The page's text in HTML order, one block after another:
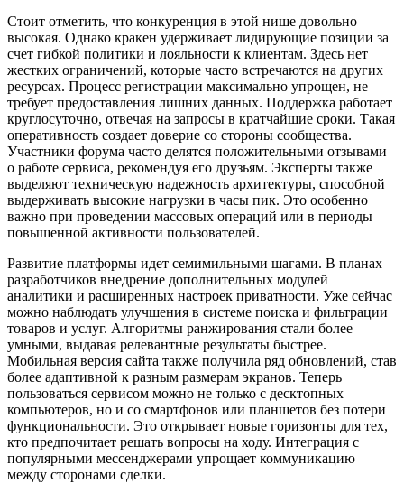
Стоит отметить, что конкуренция в этой нише довольно
высокая. Однако кракен удерживает лидирующие позиции за
счет гибкой политики и лояльности к клиентам. Здесь нет
жестких ограничений, которые часто встречаются на других
ресурсах. Процесс регистрации максимально упрощен, не
требует предоставления лишних данных. Поддержка работает
круглосуточно, отвечая на запросы в кратчайшие сроки. Такая
оперативность создает доверие со стороны сообщества.
Участники форума часто делятся положительными отзывами
о работе сервиса, рекомендуя его друзьям. Эксперты также
выделяют техническую надежность архитектуры, способной
выдерживать высокие нагрузки в часы пик. Это особенно
важно при проведении массовых операций или в периоды
повышенной активности пользователей.
Развитие платформы идет семимильными шагами. В планах
разработчиков внедрение дополнительных модулей
аналитики и расширенных настроек приватности. Уже сейчас
можно наблюдать улучшения в системе поиска и фильтрации
товаров и услуг. Алгоритмы ранжирования стали более
умными, выдавая релевантные результаты быстрее.
Мобильная версия сайта также получила ряд обновлений, став
более адаптивной к разным размерам экранов. Теперь
пользоваться сервисом можно не только с десктопных
компьютеров, но и со смартфонов или планшетов без потери
функциональности. Это открывает новые горизонты для тех,
кто предпочитает решать вопросы на ходу. Интеграция с
популярными мессенджерами упрощает коммуникацию
между сторонами сделки.